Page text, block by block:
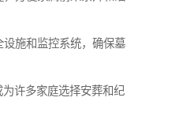
施和监控系统，确保墓
许多家庭选择安葬和纪